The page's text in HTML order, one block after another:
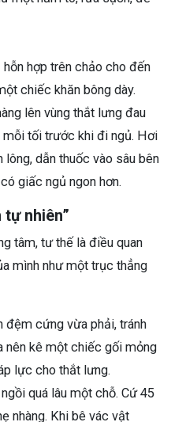
hợp trên chảo cho đến
chiếc khăn bông dày.
lên vùng thắt lưng đau
mỗi tối trước khi đi ngủ. Hơi
dẫn thuốc vào sâu bên
giấc ngủ ngon hơn.
nhiên”
tâm, tư thế là điều quan
mình như một trục thẳng
đệm cứng vừa phải, tránh
nên kê một chiếc gối mỏng
lực cho thắt lưng.
ngồi quá lâu một chỗ. Cứ 45
nhàng. Khi bê vác vật